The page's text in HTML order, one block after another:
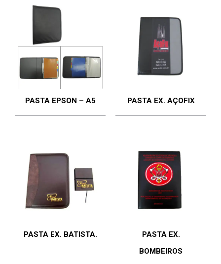
PASTA EPSON – A5 PASTA EX. AÇOFIX
PASTA EX. BATISTA.
PASTA EX.
BOMBEIROS